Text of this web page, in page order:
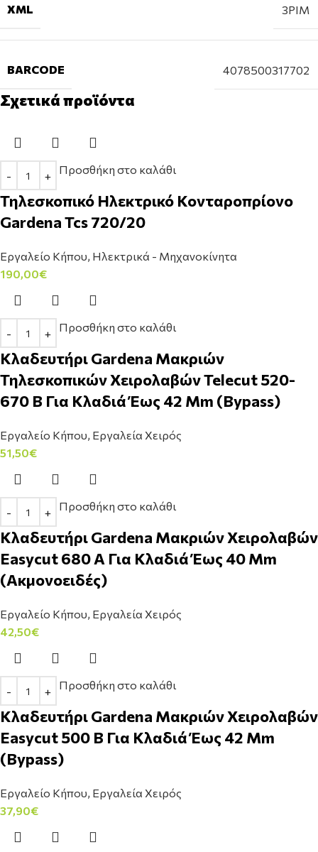
XML 3PIM
BARCODE 4078500317702
Σχετικά προϊόντα
Προσθήκη στο καλάθι
Τηλεσκοπικό Ηλεκτρικό Κονταροπρίονο
Gardena Tcs 720/20
Εργαλείο Κήπου, Ηλεκτρικά - Μηχανοκίνητα
190,00€
Προσθήκη στο καλάθι
Κλαδευτήρι Gardena Μακριών
Τηλεσκοπικών Χειρολαβών Telecut 520-
670 B Για Κλαδιά Έως 42 Mm (Bypass)
Εργαλείο Κήπου, Εργαλεία Χειρός
51,50€
Προσθήκη στο καλάθι
Κλαδευτήρι Gardena Μακριών Χειρολαβών
Easycut 680 Α Για Κλαδιά Έως 40 Mm
(Ακμονοειδές)
Εργαλείο Κήπου, Εργαλεία Χειρός
42,50€
Προσθήκη στο καλάθι
Κλαδευτήρι Gardena Μακριών Χειρολαβών
Easycut 500 B Για Κλαδιά Έως 42 Mm
(Bypass)
Εργαλείο Κήπου, Εργαλεία Χειρός
37,90€